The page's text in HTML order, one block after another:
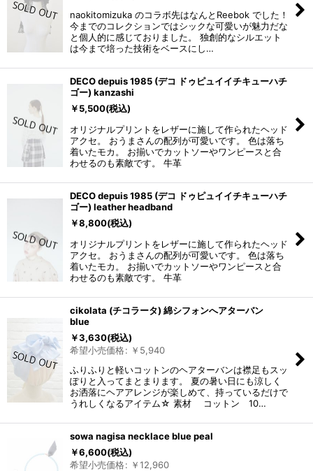
naokitomizuka のコラボ先はなんとReebok でした！
今までのコレクションではシックな可愛いが魅力だな
と個人的に感じておりました。 独創的なシルエット
は今まで培った技術をベースにし…
DECO depuis 1985 (デコ ドゥピュイイチキューハチ
ゴー) kanzashi
￥5,500(税込)
オリジナルプリントをレザーに施して作られたヘッド
アクセ。 おうまさんの配列が可愛いです。 色は落ち
着いたモカ。 お揃いでカットソーやワンピースと合
わせるのも素敵です。 牛革
DECO depuis 1985 (デコ ドゥピュイイチキューハチ
ゴー) leather headband
￥8,800(税込)
オリジナルプリントをレザーに施して作られたヘッド
アクセ。 おうまさんの配列が可愛いです。 色は落ち
着いたモカ。 お揃いでカットソーやワンピースと合
わせるのも素敵です。 牛革
cikolata (チコラータ) 綿シフォンへアターバン
blue
￥3,630(税込)
希望小売価格: ￥ 5,940
ふりふりと軽いコットンのヘアターバンは襟足もスッ
ぽりと入ってまとまります。 夏の暑い日にも涼しく
お洒落にヘアアレンジが楽しめて、持っているだけで
うれしくなるアイテム☆ 素材 コットン 10…
sowa nagisa necklace blue peal
￥6,600(税込)
希望小売価格: ￥12,960